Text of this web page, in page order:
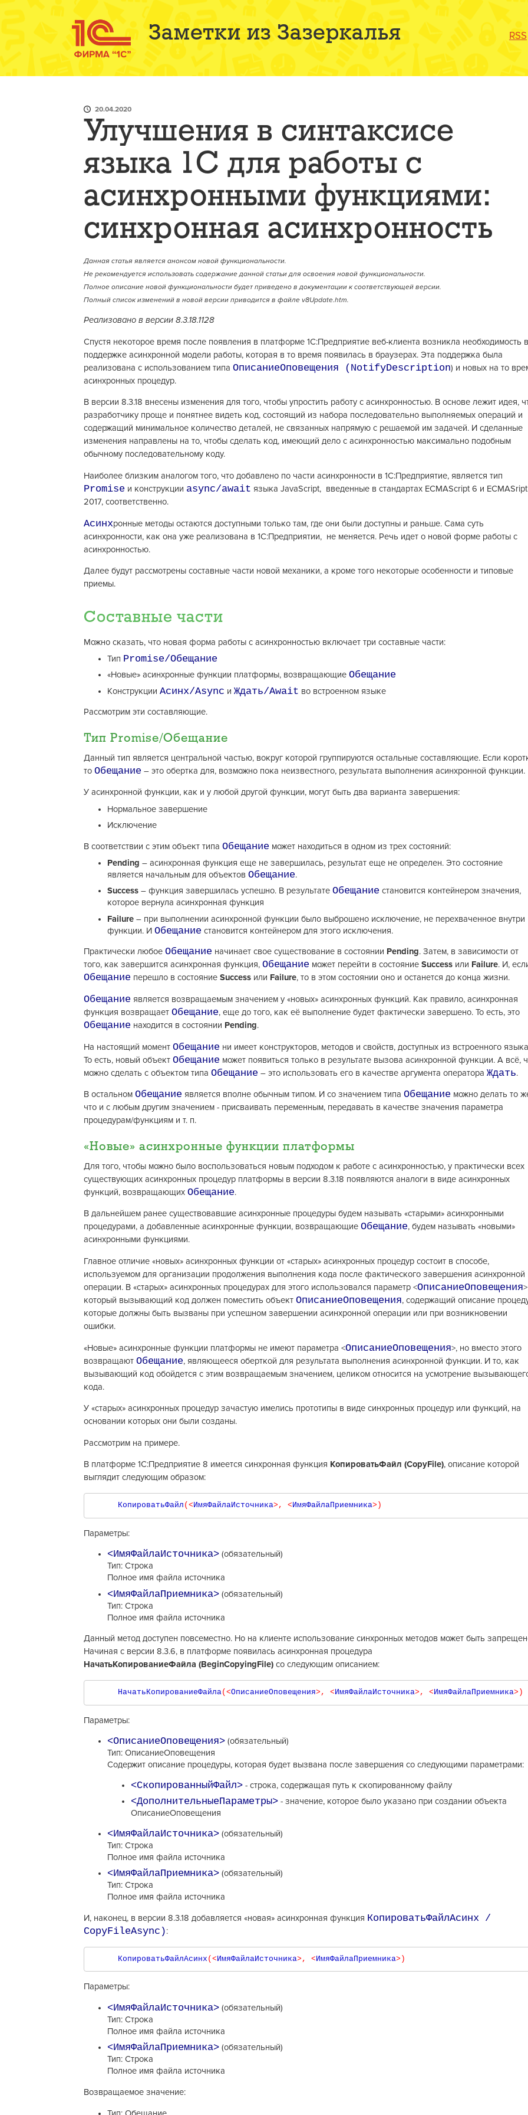
Заметки из Зазеркалья RSS
20.04.2020
Улучшения в синтаксисе
языка 1С для работы с
асинхронными функциями:
синхронная асинхронность
Данная статья является анонсом новой функциональности.
Не рекомендуется использовать содержание данной статьи для освоения новой функциональности.
Полное описание новой функциональности будет приведено в документации к соответствующей версии.
Полный список изменений в новой версии приводится в файле v8Update.htm.
Реализовано в версии 8.3.18.1128
Спустя некоторое время после появления в платформе 1С:Предприятие веб-клиента возникла необходимость в
поддержке асинхронной модели работы, которая в то время появилась в браузерах. Эта поддержка была
реализована с использованием типа ОписаниеОповещения (NotifyDescription) и новых на то
асинхронных процедур.
В версии 8.3.18 внесены изменения для того, чтобы упростить работу с асинхронностью. В основе лежит идея,
разработчику проще и понятнее видеть код, состоящий из набора последовательно выполняемых операций и
содержащий минимальное количество деталей, не связанных напрямую с решаемой им задачей. И сделанные
изменения направлены на то, чтобы сделать код, имеющий дело с асинхронностью максимально подобным
обычному последовательному коду.
Наиболее близким аналогом того, что добавлено по части асинхронности в 1С:Предприятие, является тип
Promise и конструкции async/await языка JavaScript, введенные в стандартах ECMAScript 6 и ECMASript
2017, соответственно.
Асинхронные методы остаются доступными только там, где они были доступны и раньше. Сама суть
асинхронности, как она уже реализована в 1С:Предприятии, не меняется. Речь идет о новой форме работы с
асинхронностью.
Далее будут рассмотрены составные части новой механики, а кроме того некоторые особенности и типовые
приемы.
Составные части
Можно сказать, что новая форма работы с асинхронностью включает три составные части:
Тип Promise/Обещание
«Новые» асинхронные функции платформы, возвращающие Обещание
Конструкции Асинх/Async и Ждать/Await во встроенном языке
Рассмотрим эти составляющие.
Тип Promise/Обещание
Данный тип является центральной частью, вокруг которой группируются остальные составляющие. Если
то Обещание – это обертка для, возможно пока неизвестного, результата выполнения асинхронной функции.
У асинхронной функции, как и у любой другой функции, могут быть два варианта завершения:
Нормальное завершение
Исключение
В соответствии с этим объект типа Обещание может находиться в одном из трех состояний:
Pending – асинхронная функция еще не завершилась, результат еще не определен. Это состояние
является начальным для объектов Обещание.
Success – функция завершилась успешно. В результате Обещание становится контейнером значения,
которое вернула асинхронная функция
Failure – при выполнении асинхронной функции было выброшено исключение, не перехваченное внутри
функции. И Обещание становится контейнером для этого исключения.
Практически любое Обещание начинает свое существование в состоянии Pending. Затем, в зависимости от
того, как завершится асинхронная функция, Обещание может перейти в состояние Success или Failure. И,
Обещание перешло в состояние Success или Failure, то в этом состоянии оно и останется до конца жизни.
Обещание является возвращаемым значением у «новых» асинхронных функций. Как правило, асинхронная
функция возвращает Обещание, еще до того, как её выполнение будет фактически завершено. То есть, это
Обещание находится в состоянии Pending.
На настоящий момент Обещание ни имеет конструкторов, методов и свойств, доступных из встроенного
То есть, новый объект Обещание может появиться только в результате вызова асинхронной функции. А всё,
можно сделать с объектом типа Обещание – это использовать его в качестве аргумента оператора Ждать.
В остальном Обещание является вполне обычным типом. И со значением типа Обещание можно делать то
что и с любым другим значением - присваивать переменным, передавать в качестве значения параметра
процедурам/функциям и т. п.
«Новые» асинхронные функции платформы
Для того, чтобы можно было воспользоваться новым подходом к работе с асинхронностью, у практически всех
существующих асинхронных процедур платформы в версии 8.3.18 появляются аналоги в виде асинхронных
функций, возвращающих Обещание.
В дальнейшем ранее существовавшие асинхронные процедуры будем называть «старыми» асинхронными
процедурами, а добавленные асинхронные функции, возвращающие Обещание, будем называть «новыми»
асинхронными функциями.
Главное отличие «новых» асинхронных функции от «старых» асинхронных процедур состоит в способе,
используемом для организации продолжения выполнения кода после фактического завершения асинхронной
операции. В «старых» асинхронных процедурах для этого использовался параметр <ОписаниеОповещения
который вызывающий код должен поместить объект ОписаниеОповещения, содержащий описание
которые должны быть вызваны при успешном завершении асинхронной операции или при возникновении
ошибки.
«Новые» асинхронные функции платформы не имеют параметра <ОписаниеОповещения>, но вместо этого
возвращают Обещание, являющееся оберткой для результата выполнения асинхронной функции. И то, как
вызывающий код обойдется с этим возвращаемым значением, целиком относится на усмотрение
кода.
У «старых» асинхронных процедур зачастую имелись прототипы в виде синхронных процедур или функций, на
основании которых они были созданы.
Рассмотрим на примере.
В платформе 1С:Предприятие 8 имеется синхронная функция КопироватьФайл (СоpyFile), описание которой
выглядит следующим образом:
КопироватьФайл (<ИмяФайлаИсточника>, <ИмяФайлаПриемника>)
Параметры:
<ИмяФайлаИсточника> (обязательный)
Тип: Строка
Полное имя файла источника
<ИмяФайлаПриемника> (обязательный)
Тип: Строка
Полное имя файла источника
Данный метод доступен повсеместно. Но на клиенте использование синхронных методов может быть
Начиная с версии 8.3.6, в платформе появилась асинхронная процедура
НачатьКопированиеФайла (BeginCopyingFile) со следующим описанием:
НачатьКопированиеФайла(<ОписаниеОповещения>, <ИмяФайлаИсточника>, <ИмяФайлаПриемника>)
Параметры:
<ОписаниеОповещения> (обязательный)
Тип: ОписаниеОповещения
Содержит описание процедуры, которая будет вызвана после завершения со следующими параметрами:
<СкопированныйФайл> - строка, содержащая путь к скопированному файлу
<ДополнительныеПараметры> - значение, которое было указано при создании объекта
ОписаниеОповещения
<ИмяФайлаИсточника> (обязательный)
Тип: Строка
Полное имя файла источника
<ИмяФайлаПриемника> (обязательный)
Тип: Строка
Полное имя файла источника
И, наконец, в версии 8.3.18 добавляется «новая» асинхронная функция КопироватьФайлАсинх /
CopyFileAsync):
КопироватьФайлАсинх (<ИмяФайлаИсточника>, <ИмяФайлаПриемника>)
Параметры:
<ИмяФайлаИсточника> (обязательный)
Тип: Строка
Полное имя файла источника
<ИмяФайлаПриемника> (обязательный)
Тип: Строка
Полное имя файла источника
Возвращаемое значение: